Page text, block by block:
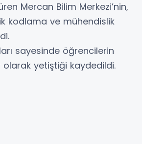
Mercan Bilim Merkezi’nin,
kodlama ve mühendislik
sayesinde öğrencilerin
yetiştiği kaydedildi.